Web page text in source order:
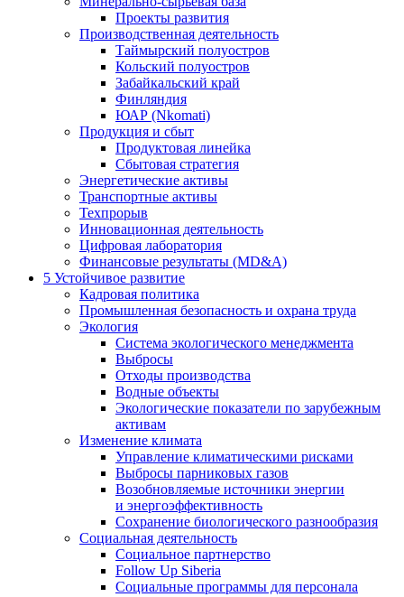
Проекты развития
Производственная деятельность
Таймырский полуостров
Кольский полуостров
Забайкальский край
Финляндия
ЮАР (Nkomati)
Продукция и сбыт
Продуктовая линейка
Сбытовая стратегия
Энергетические активы
Транспортные активы
Техпрорыв
Инновационная деятельность
Цифровая лаборатория
Финансовые результаты (MD&A)
5 Устойчивое развитие
Кадровая политика
Промышленная безопасность и охрана труда
Экология
Система экологического менеджмента
Выбросы
Отходы производства
Водные объекты
Экологические показатели по зарубежным
активам
Изменение климата
Управление климатическими рисками
Выбросы парниковых газов
Возобновляемые источники энергии
и энергоэффективность
Сохранение биологического разнообразия
Социальная деятельность
Социальное партнерство
Follow Up Siberia
Социальные программы для персонала